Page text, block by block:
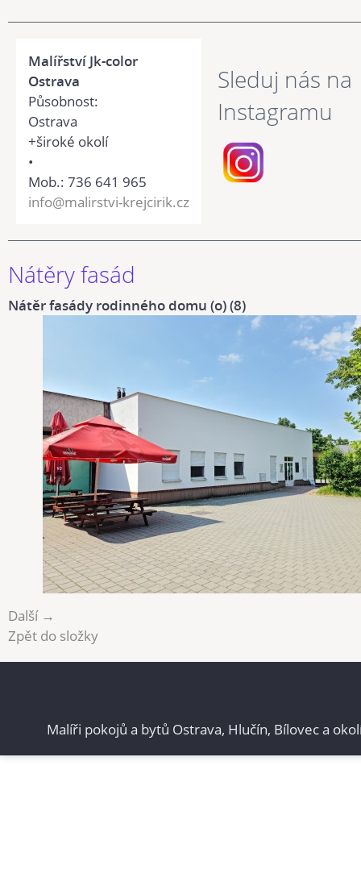
Malířství Jk-color
Ostrava
Působnost:
Ostrava
+široké okolí
•
Mob.: 736 641 965
info@malirstvi-krejcirik.cz
Sleduj nás na
Instagramu
Nátěry fasád
Nátěr fasády rodinného domu (o) (8)
Další →
Zpět do složky
Malíři pokojů a bytů Ostrava, Hlučín, Bílovec a